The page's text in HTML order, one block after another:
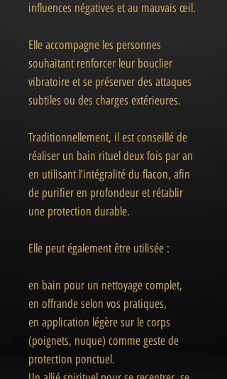
influences négatives et au mauvais œil.
Elle accompagne les personnes
souhaitant renforcer leur bouclier
vibratoire et se préserver des attaques
subtiles ou des charges extérieures.
Traditionnellement, il est conseillé de
réaliser un bain rituel deux fois par an
en utilisant l’intégralité du flacon, afin
de purifier en profondeur et rétablir
une protection durable.
Elle peut également être utilisée :
en bain pour un nettoyage complet,
en offrande selon vos pratiques,
en application légère sur le corps
(poignets, nuque) comme geste de
protection ponctuel.